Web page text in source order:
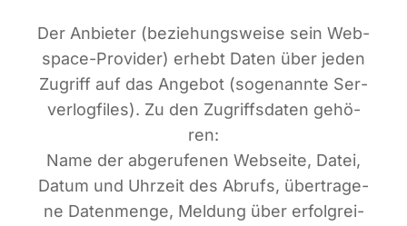
Der Anbie­ter (bezie­hungs­wei­se sein Web­
space-Pro­vi­der) erhebt Daten über jeden
Zugriff auf das Ange­bot (soge­nann­te Ser­
ver­log­files). Zu den Zugriffs­da­ten gehö­
ren:
Name der abge­ru­fe­nen Web­sei­te, Datei,
Datum und Uhr­zeit des Abrufs, über­tra­ge­
ne Daten­men­ge, Mel­dung über erfolg­rei­